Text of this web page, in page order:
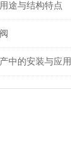
途与结构特点
中的安装与应用